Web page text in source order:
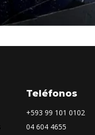
Teléfonos
+593 99 101 0102
04 604 4655